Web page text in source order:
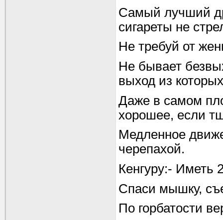
Самый лучший
сигареты не
Не требуй от
Не бывает
выход из
Даже в самом
хорошее, если
Медленное
черепахой.
Кенгуру:- Иметь
Спаси мышку,
По горбатости